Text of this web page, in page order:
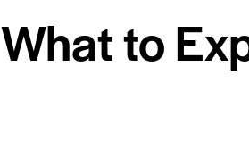
What to